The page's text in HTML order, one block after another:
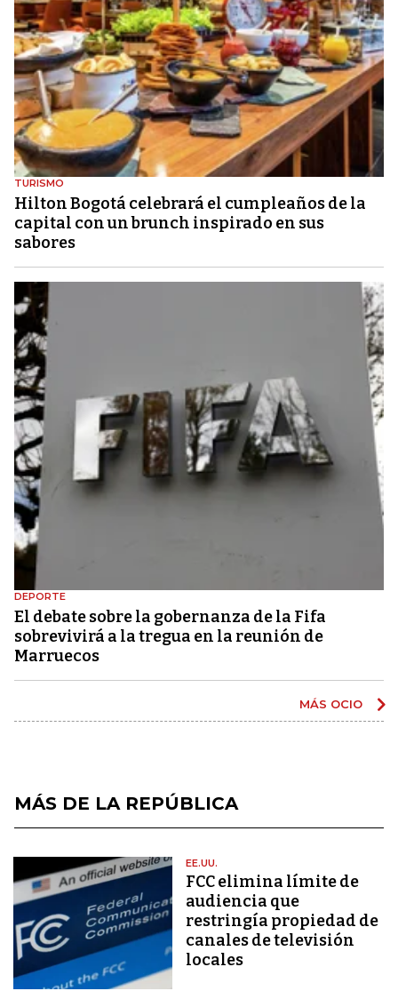
TURISMO
Hilton Bogotá celebrará el cumpleaños de la
capital con un brunch inspirado en sus
sabores
DEPORTE
El debate sobre la gobernanza de la Fifa
sobrevivirá a la tregua en la reunión de
Marruecos
MÁS OCIO
MÁS DE LA REPÚBLICA
EE.UU.
FCC elimina límite de
audiencia que
restringía propiedad de
canales de televisión
locales